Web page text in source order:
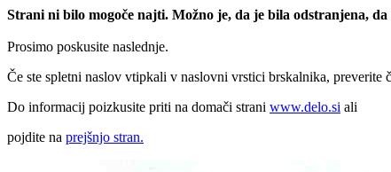
Strani ni bilo mogoče najti. Možno je, da je bila odstranjena,
Prosimo poskusite naslednje.
Če ste spletni naslov vtipkali v naslovni vrstici brskalnika, preverite
Do informacij poizkusite priti na domači strani www.delo.si ali
pojdite na prejšnjo stran.